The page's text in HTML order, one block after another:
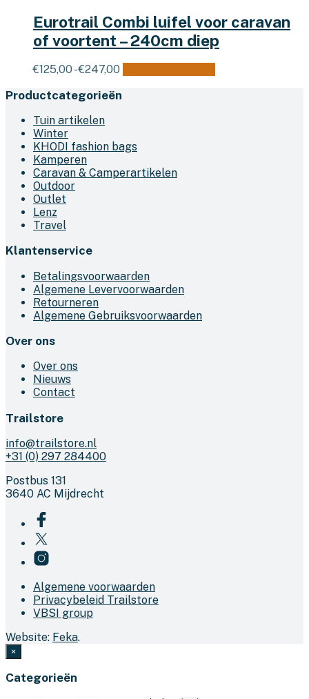
Eurotrail Combi luifel voor caravan
of voortent – 240cm diep
€125,00 - €247,00
tot
Productcategorieën
Tuin artikelen
Winter
KHODI fashion bags
Kamperen
Caravan & Camperartikelen
Outdoor
Outlet
Lenz
Travel
Klantenservice
Betalingsvoorwaarden
Algemene Levervoorwaarden
Retourneren
Algemene Gebruiksvoorwaarden
Over ons
Over ons
Nieuws
Contact
Trailstore
info@trailstore.nl
+31 (0) 297 284400
Postbus 131
3640 AC Mijdrecht
Algemene voorwaarden
Privacybeleid Trailstore
VBSI group
Website: Feka.
×
Categorieën